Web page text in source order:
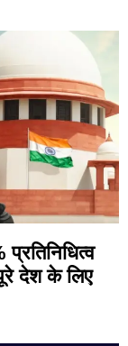
पूरे देश के लिए